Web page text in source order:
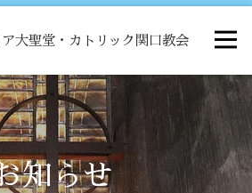
大聖堂・カトリック関口教会
知らせ